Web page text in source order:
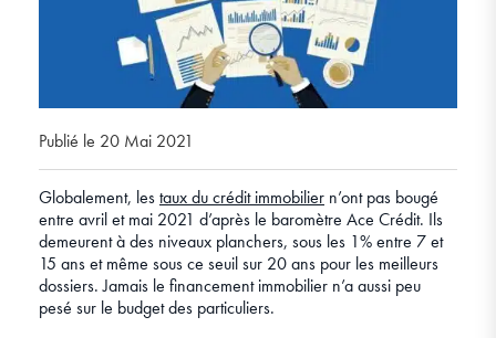
Publié le 20 Mai 2021
Globalement, lestaux du crédit immobilier n’ont pas bougé
entre avril et mai 2021 d’après le baromètre Ace Crédit. Ils
demeurent à des niveaux planchers, sous les 1% entre 7 et
15 ans et même sous ce seuil sur 20 ans pour les meilleurs
dossiers. Jamais le financement immobilier n’a aussi peu
pesé sur le budget des particuliers.